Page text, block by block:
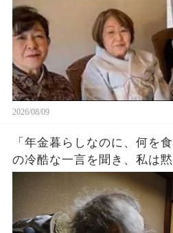
2026/08/09
「年金暮らしなのに、何を
の冷酷な一言を聞き、私は
日後、息子の会社への“出
は青ざめました。